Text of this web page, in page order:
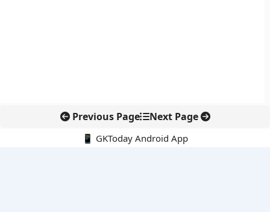
Previous Page Next Page
📱 GKToday Android App